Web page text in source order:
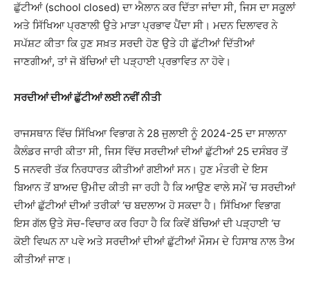
ਛੁੱਟੀਆਂ (school closed) ਦਾ ਐਲਾਨ ਕਰ ਦਿੱਤਾ ਜਾਂਦਾ ਸੀ, ਜਿਸ ਦਾ ਸਕੂਲਾਂ
ਅਤੇ ਸਿੱਖਿਆ ਪ੍ਰਣਾਲੀ ਉਤੇ ਮਾੜਾ ਪ੍ਰਭਾਵ ਪੈਂਦਾ ਸੀ। ਮਦਨ ਦਿਲਾਵਰ ਨੇ
ਸਪੱਸ਼ਟ ਕੀਤਾ ਕਿ ਹੁਣ ਸਖ਼ਤ ਸਰਦੀ ਹੋਣ ਉਤੇ ਹੀ ਛੁੱਟੀਆਂ ਦਿੱਤੀਆਂ
ਜਾਣਗੀਆਂ, ਤਾਂ ਜੋ ਬੱਚਿਆਂ ਦੀ ਪੜ੍ਹਾਈ ਪ੍ਰਭਾਵਿਤ ਨਾ ਹੋਵੇ।
ਸਰਦੀਆਂ ਦੀਆਂ ਛੁੱਟੀਆਂ ਲਈ ਨਵੀਂ ਨੀਤੀ
ਰਾਜਸਥਾਨ ਵਿੱਚ ਸਿੱਖਿਆ ਵਿਭਾਗ ਨੇ 28 ਜੁਲਾਈ ਨੂੰ 2024-25 ਦਾ ਸਾਲਾਨਾ
ਕੈਲੰਡਰ ਜਾਰੀ ਕੀਤਾ ਸੀ, ਜਿਸ ਵਿੱਚ ਸਰਦੀਆਂ ਦੀਆਂ ਛੁੱਟੀਆਂ 25 ਦਸੰਬਰ ਤੋਂ
5 ਜਨਵਰੀ ਤੱਕ ਨਿਰਧਾਰਤ ਕੀਤੀਆਂ ਗਈਆਂ ਸਨ। ਹੁਣ ਮੰਤਰੀ ਦੇ ਇਸ
ਬਿਆਨ ਤੋਂ ਬਾਅਦ ਉਮੀਦ ਕੀਤੀ ਜਾ ਰਹੀ ਹੈ ਕਿ ਆਉਣ ਵਾਲੇ ਸਮੇਂ ‘ਚ ਸਰਦੀਆਂ
ਦੀਆਂ ਛੁੱਟੀਆਂ ਦੀਆਂ ਤਰੀਕਾਂ ‘ਚ ਬਦਲਾਅ ਹੋ ਸਕਦਾ ਹੈ। ਸਿੱਖਿਆ ਵਿਭਾਗ
ਇਸ ਗੱਲ ਉਤੇ ਸੋਚ-ਵਿਚਾਰ ਕਰ ਰਿਹਾ ਹੈ ਕਿ ਕਿਵੇਂ ਬੱਚਿਆਂ ਦੀ ਪੜ੍ਹਾਈ ‘ਚ
ਕੋਈ ਵਿਘਨ ਨਾ ਪਵੇ ਅਤੇ ਸਰਦੀਆਂ ਦੀਆਂ ਛੁੱਟੀਆਂ ਮੌਸਮ ਦੇ ਹਿਸਾਬ ਨਾਲ ਤੈਅ
ਕੀਤੀਆਂ ਜਾਣ।